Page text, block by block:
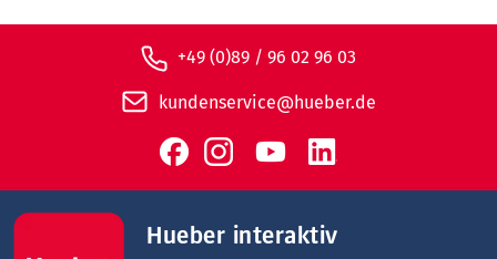
+49 (0)89 / 96 02 96 03
kundenservice@hueber.de
Hueber interaktiv